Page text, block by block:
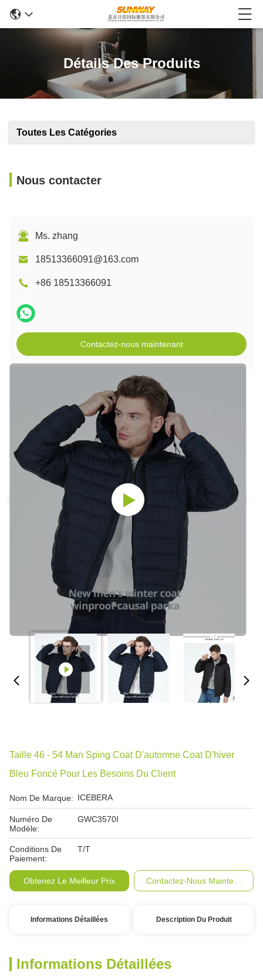
Détails Des Produits
Toutes Les Catégories
Nous contacter
Ms. zhang
18513366091@163.com
+86 18513366091
Contactez-nous maintenant
Taille 46 - 54 Man Sping Coat D'automne Coat D'hiver
Bleu Foncé Pour Les Besoins Du Client
Nom De Marque: ICEBERA
Numéro De
Modèle:
GWC3570I
Conditions De
Paiement:
T/T
Obtenez Le Meilleur Prix Contactez-Nous Maintenant
Informations Détaillées Description Du Produit
Informations Détaillées